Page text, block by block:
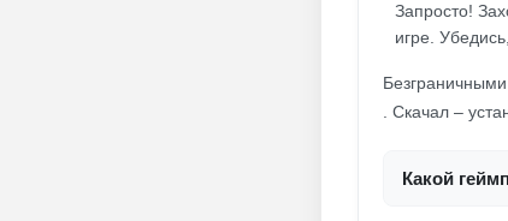
Запросто!
игре.
. Скачал –
Какой